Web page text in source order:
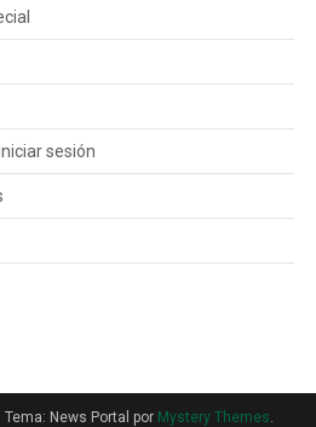
sesión
Tema: News Portal por Mystery Themes.